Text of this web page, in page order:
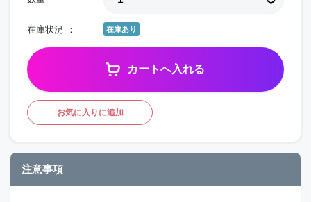
在庫状況 在庫あり
カートへ入れる
お気に入りに追加
注意事項